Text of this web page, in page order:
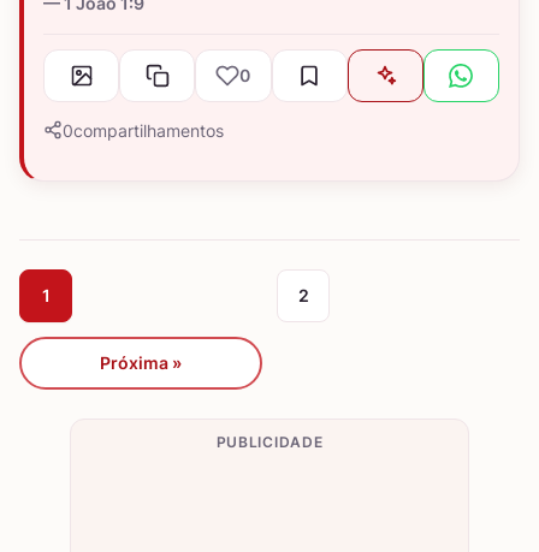
0
0compartilhamentos
1 2
Próxima »
PUBLICIDADE